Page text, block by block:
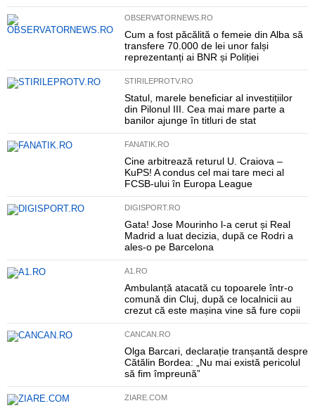
OBSERVATORNEWS.RO
Cum a fost păcălită o femeie din Alba să
transfere 70.000 de lei unor falși
reprezentanți ai BNR și Poliției
STIRILEPROTV.RO
Statul, marele beneficiar al investițiilor
din Pilonul III. Cea mai mare parte a
banilor ajunge în titluri de stat
FANATIK.RO
Cine arbitrează returul U. Craiova –
KuPS! A condus cel mai tare meci al
FCSB-ului în Europa League
DIGISPORT.RO
Gata! Jose Mourinho l-a cerut și Real
Madrid a luat decizia, după ce Rodri a
ales-o pe Barcelona
A1.RO
Ambulanță atacată cu topoarele într-o
comună din Cluj, după ce localnicii au
crezut că este mașina vine să fure copii
CANCAN.RO
Olga Barcari, declarație tranșantă despre
Cătălin Bordea: „Nu mai există pericolul
să fim împreună”
ZIARE.COM